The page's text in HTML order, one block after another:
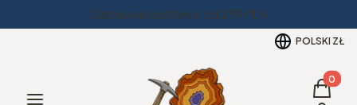
Darmowa dostawa od 299PLN
POLSKI ZŁ
Menu
Koszyk